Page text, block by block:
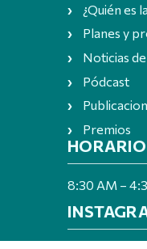
¿Quién es
Planes y
Noticias
Pódcast
Premios
8:30 AM –